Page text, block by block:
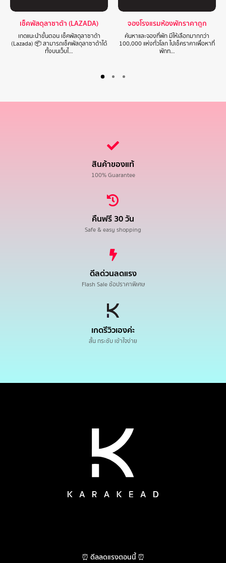
เช็คพัสดุลาซาด้า (LAZADA)
เกดแนะนำขั้นตอน เช็คพัสดุลาซาด้า
(Lazada) 📦 สามารถเช็คพัสดุลาซาด้าได้
ทั้งบนเว็บไ…
จองโรงแรมห้องพักราคาถูก
ค้นหาและจองที่พัก มีให้เลือกมากกว่า
100,000 แห่งทั่วโลก ไปเช็คราคาเพื่อหาที่
พักท…
สินค้าของแท้
100% Guarantee
คืนฟรี 30 วัน
Safe & easy shopping
ดีลด่วนลดแรง
Flash Sale ช้อปราคาพิเศษ
เกดรีวิวเองค่ะ
สั้น กระชับ เข้าใจง่าย
⏰ ดีลลดแรงตอนนี้ ⏰